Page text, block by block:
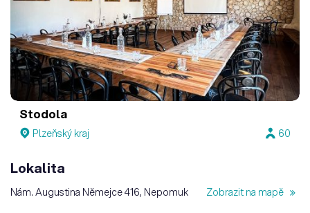
Stodola
Plzeňský kraj 60
Lokalita
Nám. Augustina Němejce 416, Nepomuk Zobrazit na mapě